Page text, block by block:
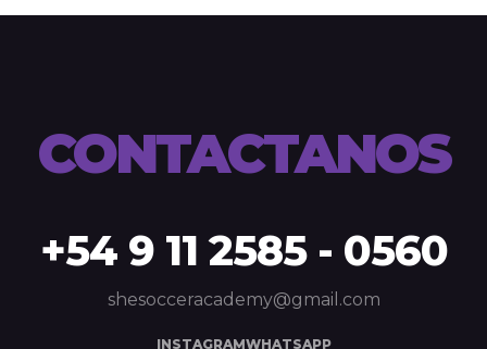
CONTACTANOS
+54 9 11 2585 - 0560
shesocceracademy@gmail.com
INSTAGRAMWHATSAPP